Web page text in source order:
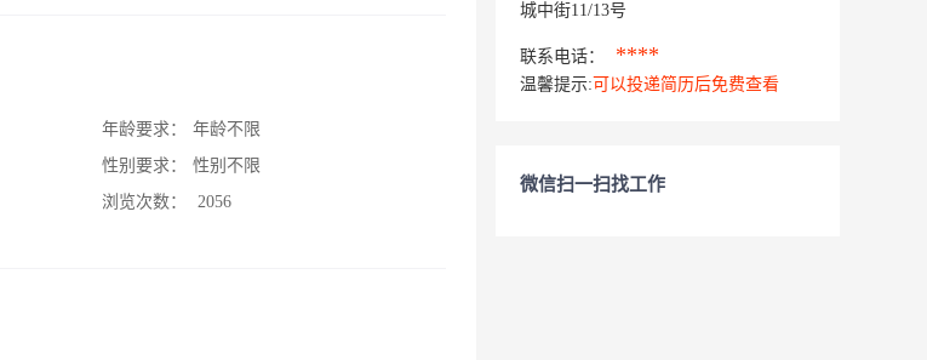
年龄要求：
年龄不限
性别要求：
性别不限
浏览次数：
2056
城中街11/13号
联系电话： ****
温馨提示: 可以投递简历后免费查看
微信扫一扫找工作